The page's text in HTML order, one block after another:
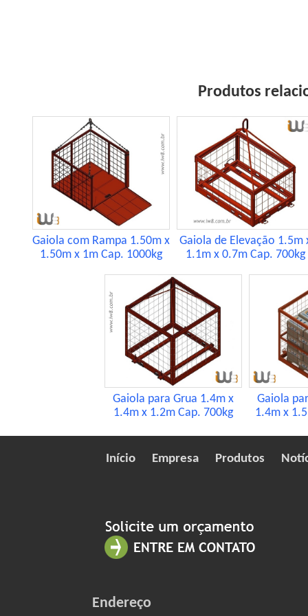
Produtos
Gaiola com Rampa 1.50m x
1.50m x 1m Cap. 1000kg
Gaiola de Elevação 1.5m
1.1m x 0.7m Cap. 700kg
Gaiola para Grua 1.4m x
1.4m x 1.2m Cap. 700kg
Gaiola
1.4m x
Início Empresa Produtos
Endereço